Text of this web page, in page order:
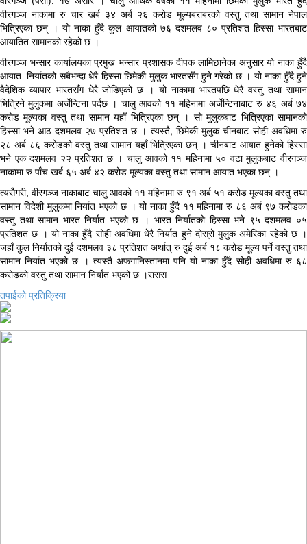
वीरगञ्ज नाकामा रु चार खर्ब ३४ अर्ब २६ करोड मूल्यबराबरको वस्तु तथा सामान नेपाल
भित्रिएका छन् । यो नाका हुँदै कुल आयातको ७६ दशमलव ८० प्रतिशत हिस्सा भारतबाट
आयातित सामानको रहेको छ ।
वीरगञ्ज भन्सार कार्यालयका प्रमुख भन्सार प्रशासक दीपक लामिछानेका अनुसार यो नाका हुँदै
आयात–निर्यातको सबैभन्दा धेरै हिस्सा छिमेकी मुलुक भारतसँग हुने गरेको छ । यो नाका हुँदै हुने
वैदेशिक व्यापार भारतसँग धेरै जोडिएको छ । यो नाकामा भारतपछि धेरै वस्तु तथा सामान
भित्रिने मुलुकमा अर्जेन्टिना पर्दछ । चालु आवको ११ महिनामा अर्जेन्टिनाबाट रु ४६ अर्ब ७४
करोड मूल्यका वस्तु तथा सामान यहाँ भित्रिएका छन् । सो मुुलुकबाट भित्रिएका सामानको
हिस्सा भने आठ दशमलव २७ प्रतिशत छ । त्यस्तै, छिमेकी मुलुक चीनबाट सोही अवधिमा रु
२८ अर्ब ८६ करोडको वस्तु तथा सामान यहाँ भित्रिएका छन् । चीनबाट आयात हुनेको हिस्सा
भने एक दशमलव २२ प्रतिशत छ । चालु आवको ११ महिनामा ५० वटा मुलुकबाट वीरगञ्ज
नाकामा रु पाँच खर्ब ६५ अर्ब ४२ करोड मूल्यका वस्तु तथा सामान आयात भएका छन् ।
त्यसैगरी, वीरगञ्ज नाकाबाट चालु आवको ११ महिनामा रु ९१ अर्ब ५१ करोड मूल्यका वस्तु तथा
सामान विदेशी मुलुकमा निर्यात भएको छ । यो नाका हुँदै ११ महिनामा रु ८६ अर्ब ९७ करोडका
वस्तु तथा सामान भारत निर्यात भएको छ । भारत निर्यातको हिस्सा भने ९५ दशमलव ०५
प्रतिशत छ । यो नाका हुँदै सोही अवधिमा धेरै निर्यात हुने दोस्रो मुलुक अमेरिका रहेको छ ।
जहाँ कुल निर्यातको दुई दशमलव ३८ प्रतिशत अर्थात् रु दुई अर्ब १८ करोड मूल्य पर्ने वस्तु तथा
सामान निर्यात भएको छ । त्यस्तै अफगानिस्तानमा पनि यो नाका हुँदै सोही अवधिमा रु ६८
करोडको वस्तु तथा सामान निर्यात भएको छ ।रासस
तपाईको प्रतिक्रिया